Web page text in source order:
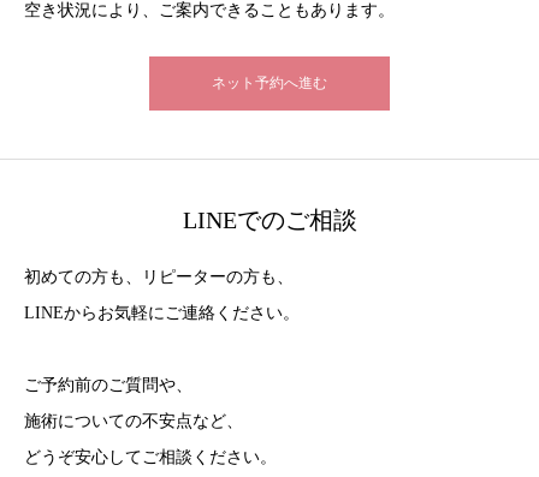
空き状況により、ご案内できることもあります。
ネット予約へ進む
LINEでのご相談
初めての方も、リピーターの方も、
LINEからお気軽にご連絡ください。
ご予約前のご質問や、
施術についての不安点など、
どうぞ安心してご相談ください。